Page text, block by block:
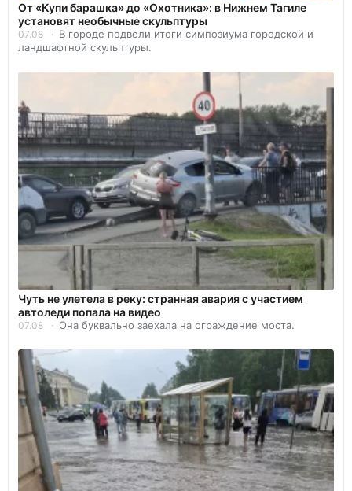
От «Купи барашка» до «Охотника»: в Нижнем Тагиле
установят необычные скульптуры
07.08
В городе подвели итоги симпозиума городской и
ландшафтной скульптуры.
Чуть не улетела в реку: странная авария с участием
автоледи попала на видео
07.08 Она буквально заехала на ограждение моста.